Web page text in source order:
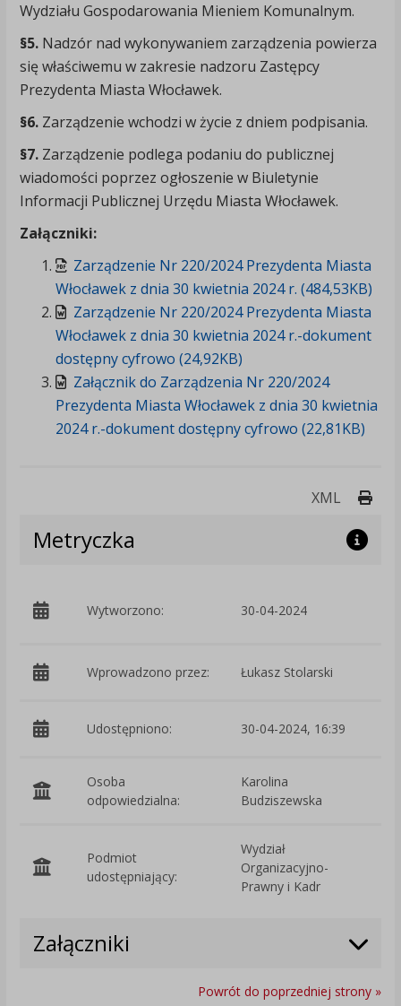
Wydziału Gospodarowania Mieniem Komunalnym.
§5. Nadzór nad wykonywaniem zarządzenia powierza
się właściwemu w zakresie nadzoru Zastępcy
Prezydenta Miasta Włocławek.
§6. Zarządzenie wchodzi w życie z dniem podpisania.
§7.Zarządzenie podlega podaniu do publicznej
wiadomości poprzez ogłoszenie w Biuletynie
Informacji Publicznej Urzędu Miasta Włocławek.
Załączniki:
Zarządzenie Nr 220/2024 Prezydenta Miasta
Włocławek z dnia 30 kwietnia 2024 r. (484,53KB)
Zarządzenie Nr 220/2024 Prezydenta Miasta
Włocławek z dnia 30 kwietnia 2024 r.-dokument
dostępny cyfrowo (24,92KB)
Załącznik do Zarządzenia Nr 220/2024
Prezydenta Miasta Włocławek z dnia 30 kwietnia
2024 r.-dokument dostępny cyfrowo (22,81KB)
XML
Metryczka
Wytworzono: 30-04-2024
Wprowadzono przez: Łukasz Stolarski
Udostępniono: 30-04-2024, 16:39
Osoba
odpowiedzialna:
Karolina
Budziszewska
Podmiot
udostępniający:
Wydział
Organizacyjno-
Prawny i Kadr
Załączniki
Powrót do poprzedniej strony »